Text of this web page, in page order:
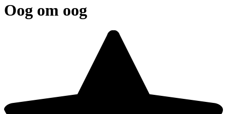
Oog om oog